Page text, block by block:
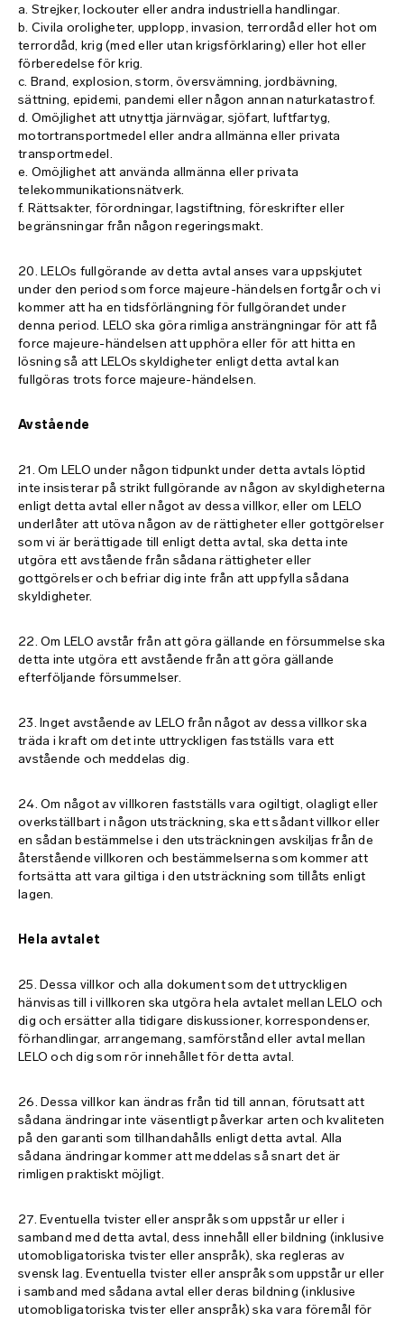
a. Strejker, lockouter eller andra industriella handlingar.
b. Civila oroligheter, upplopp, invasion, terrordåd eller hot om
terrordåd, krig (med eller utan krigsförklaring) eller hot eller
förberedelse för krig.
c. Brand, explosion, storm, översvämning, jordbävning,
sättning, epidemi, pandemi eller någon annan naturkatastrof.
d. Omöjlighet att utnyttja järnvägar, sjöfart, luftfartyg,
motortransportmedel eller andra allmänna eller privata
transportmedel.
e. Omöjlighet att använda allmänna eller privata
telekommunikationsnätverk.
f. Rättsakter, förordningar, lagstiftning, föreskrifter eller
begränsningar från någon regeringsmakt.
20. LELOs fullgörande av detta avtal anses vara uppskjutet
under den period som force majeure-händelsen fortgår och vi
kommer att ha en tidsförlängning för fullgörandet under
denna period. LELO ska göra rimliga ansträngningar för att få
force majeure-händelsen att upphöra eller för att hitta en
lösning så att LELOs skyldigheter enligt detta avtal kan
fullgöras trots force majeure-händelsen.
Avstående
21. Om LELO under någon tidpunkt under detta avtals löptid
inte insisterar på strikt fullgörande av någon av skyldigheterna
enligt detta avtal eller något av dessa villkor, eller om LELO
underlåter att utöva någon av de rättigheter eller gottgörelser
som vi är berättigade till enligt detta avtal, ska detta inte
utgöra ett avstående från sådana rättigheter eller
gottgörelser och befriar dig inte från att uppfylla sådana
skyldigheter.
22. Om LELO avstår från att göra gällande en försummelse ska
detta inte utgöra ett avstående från att göra gällande
efterföljande försummelser.
23. Inget avstående av LELO från något av dessa villkor ska
träda i kraft om det inte uttryckligen fastställs vara ett
avstående och meddelas dig.
24. Om något av villkoren fastställs vara ogiltigt, olagligt eller
overkställbart i någon utsträckning, ska ett sådant villkor eller
en sådan bestämmelse i den utsträckningen avskiljas från de
återstående villkoren och bestämmelserna som kommer att
fortsätta att vara giltiga i den utsträckning som tillåts enligt
lagen.
Hela avtalet
25. Dessa villkor och alla dokument som det uttryckligen
hänvisas till i villkoren ska utgöra hela avtalet mellan LELO och
dig och ersätter alla tidigare diskussioner, korrespondenser,
förhandlingar, arrangemang, samförstånd eller avtal mellan
LELO och dig som rör innehållet för detta avtal.
26. Dessa villkor kan ändras från tid till annan, förutsatt att
sådana ändringar inte väsentligt påverkar arten och kvaliteten
på den garanti som tillhandahålls enligt detta avtal. Alla
sådana ändringar kommer att meddelas så snart det är
rimligen praktiskt möjligt.
27. Eventuella tvister eller anspråk som uppstår ur eller i
samband med detta avtal, dess innehåll eller bildning (inklusive
utomobligatoriska tvister eller anspråk), ska regleras av
svensk lag. Eventuella tvister eller anspråk som uppstår ur eller
i samband med sådana avtal eller deras bildning (inklusive
utomobligatoriska tvister eller anspråk) ska vara föremål för